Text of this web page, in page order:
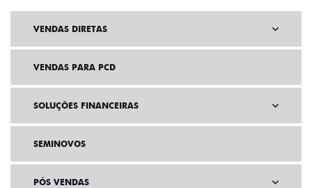
VENDAS DIRETAS
VENDAS PARA PCD
SOLUÇÕES FINANCEIRAS
SEMINOVOS
PÓS VENDAS